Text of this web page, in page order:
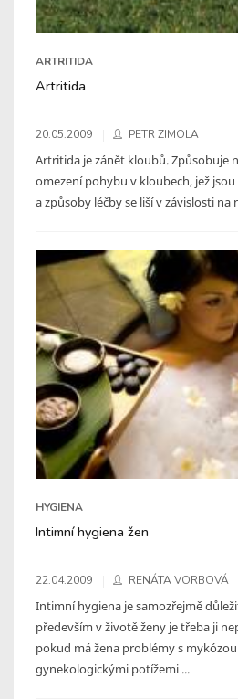
ARTRITIDA
Artritida
20.05.2009 PETR ZIMOLA
Artritida je zánět kloubů. Způsobuje
omezení pohybu v kloubech, jež jsou
a způsoby léčby se liší v závislosti na
HYGIENA
Intimní hygiena žen
22.04.2009 RENÁTA VORBOVÁ
Intimní hygiena je samozřejmě
především v životě ženy je třeba ji
pokud má žena problémy s
gynekologickými potížemi ...